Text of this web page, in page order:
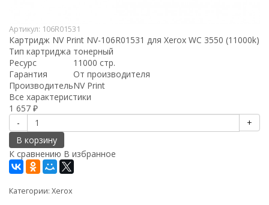
Артикул: 106R01531
Картридж NV Print NV-106R01531 для Xerox WC 3550 (11000k)
Тип картриджа тонерный
Ресурс
11000 стр.
Гарантия
От производителя
ПроизводительNV Print
Все характеристики
1 657 ₽
-
+
В корзину
К сравнению В избранное
Категории: Xerox